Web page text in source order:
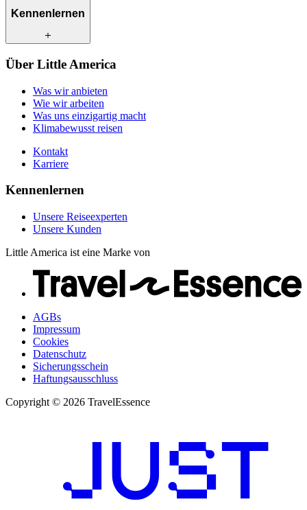
Was wir anbieten
Was uns einzigartig macht
Kontakt
Karriere
Kennenlernen
Unsere Reiseexperten
Über Little America
Was wir anbieten
Wie wir arbeiten
Was uns einzigartig macht
Klimabewusst reisen
Kontakt
Karriere
Kennenlernen
Unsere Reiseexperten
Unsere Kunden
Little America ist eine Marke von
AGBs
Impressum
Cookies
Datenschutz
Sicherungsschein
Haftungsausschluss
Copyright © 2026 TravelEssence